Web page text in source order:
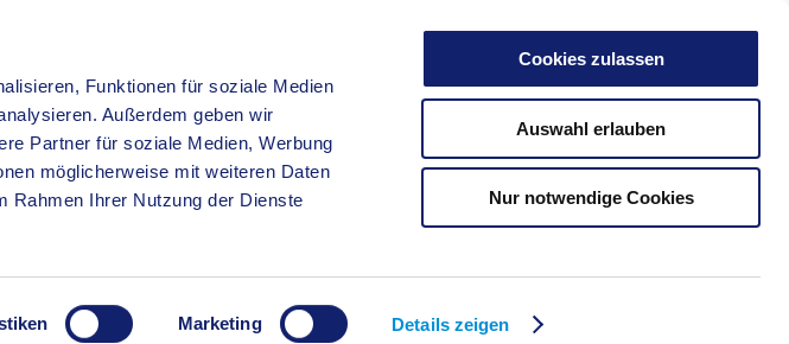
Funktionen für soziale Medien
Außerdem geben wir
Partner für soziale Medien, Werbung
möglicherweise mit weiteren Daten
Rahmen Ihrer Nutzung der Dienste
Marketing Details zeigen
Cookies zulassen
Auswahl erlauben
Nur notwendige Cookies
WIRTSCHAFT BILDUNG